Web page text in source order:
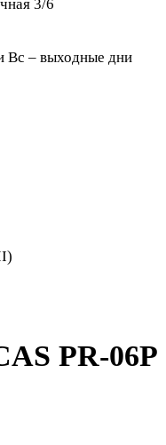
3/6
Вс – выходные дни
PR-06P